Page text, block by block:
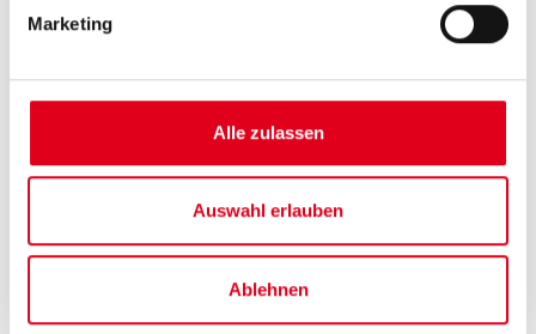
Marketing
Alle zulassen
Auswahl erlauben
Ablehnen
Für weiterführende Informationen kontaktieren
Finden Sie Ihren Ansprechpartner
Verwandte Produkte